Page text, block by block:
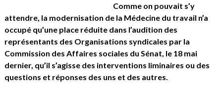
Comme on pouvait s’y
attendre, la modernisation de la Médecine du travail n’a
occupé qu’une place réduite dans l’audition des
représentants des Organisations syndicales par la
Commission des Affaires sociales du Sénat, le 18 mai
dernier, qu’il s’agisse des interventions liminaires ou des
questions et réponses des uns et des autres.